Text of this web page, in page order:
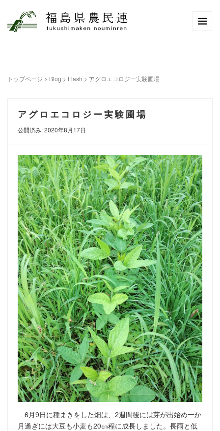
トップページ > Blog > Flash > アグロエコロジー実験圃場
アグロエコロジー実験圃場
公開済み: 2020年8月17日
6月9日に種まきをした畑は、2週間後には芽が出始め一か
月過ぎには大豆も小麦も20㎝程に成長しました。長雨と低